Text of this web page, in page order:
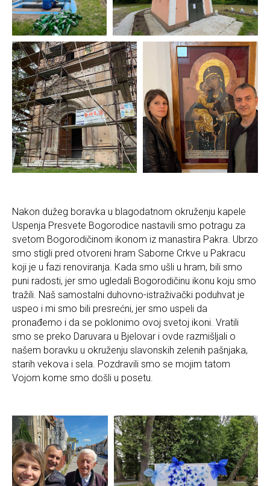
Nakon dužeg boravka u blagodatnom okruženju kapele
Uspenja Presvete Bogorodice nastavili smo potragu za
svetom Bogorodičinom ikonom iz manastira Pakra. Ubrzo
smo stigli pred otvoreni hram Saborne Crkve u Pakracu
koji je u fazi renoviranja. Kada smo ušli u hram, bili smo
puni radosti, jer smo ugledali Bogorodičinu ikonu koju smo
tražili. Naš samostalni duhovno-istraživački poduhvat je
uspeo i mi smo bili presrećni, jer smo uspeli da
pronađemo i da se poklonimo ovoj svetoj ikoni. Vratili
smo se preko Daruvara u Bjelovar i ovde razmišljali o
našem boravku u okruženju slavonskih zelenih pašnjaka,
starih vekova i sela. Pozdravili smo se mojim tatom
Vojom kome smo došli u posetu.